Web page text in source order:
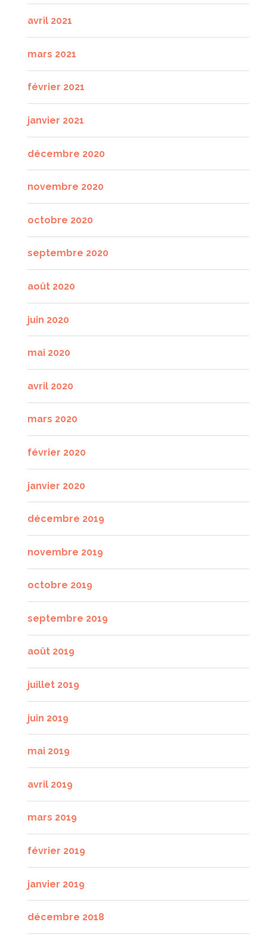
avril 2021
mars 2021
février 2021
janvier 2021
décembre 2020
novembre 2020
octobre 2020
septembre 2020
août 2020
juin 2020
mai 2020
avril 2020
mars 2020
février 2020
janvier 2020
décembre 2019
novembre 2019
octobre 2019
septembre 2019
août 2019
juillet 2019
juin 2019
mai 2019
avril 2019
mars 2019
février 2019
janvier 2019
décembre 2018